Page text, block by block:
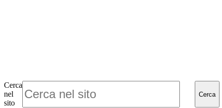
Cerca
nel
sito
Cerca